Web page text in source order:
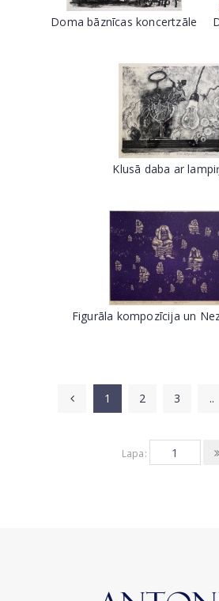
Doma bāznīcas koncertzāle
Klusā daba ar
Figurāla kompozīcija un
1 2 3 ..
Lapa: